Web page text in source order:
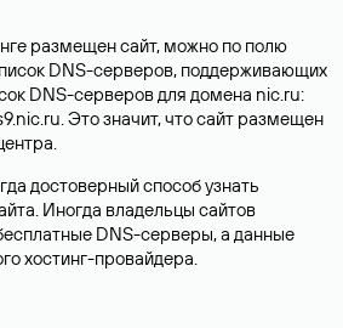
размещен сайт, можно по полю
DNS-серверов, поддерживающих
DNS-серверов для домена nic.ru:
Это значит, что сайт размещен
достоверный способ узнать
Иногда владельцы сайтов
DNS-серверы, а данные
хостинг-провайдера.